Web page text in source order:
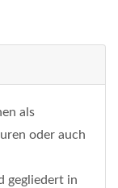
als
oder auch
gegliedert in